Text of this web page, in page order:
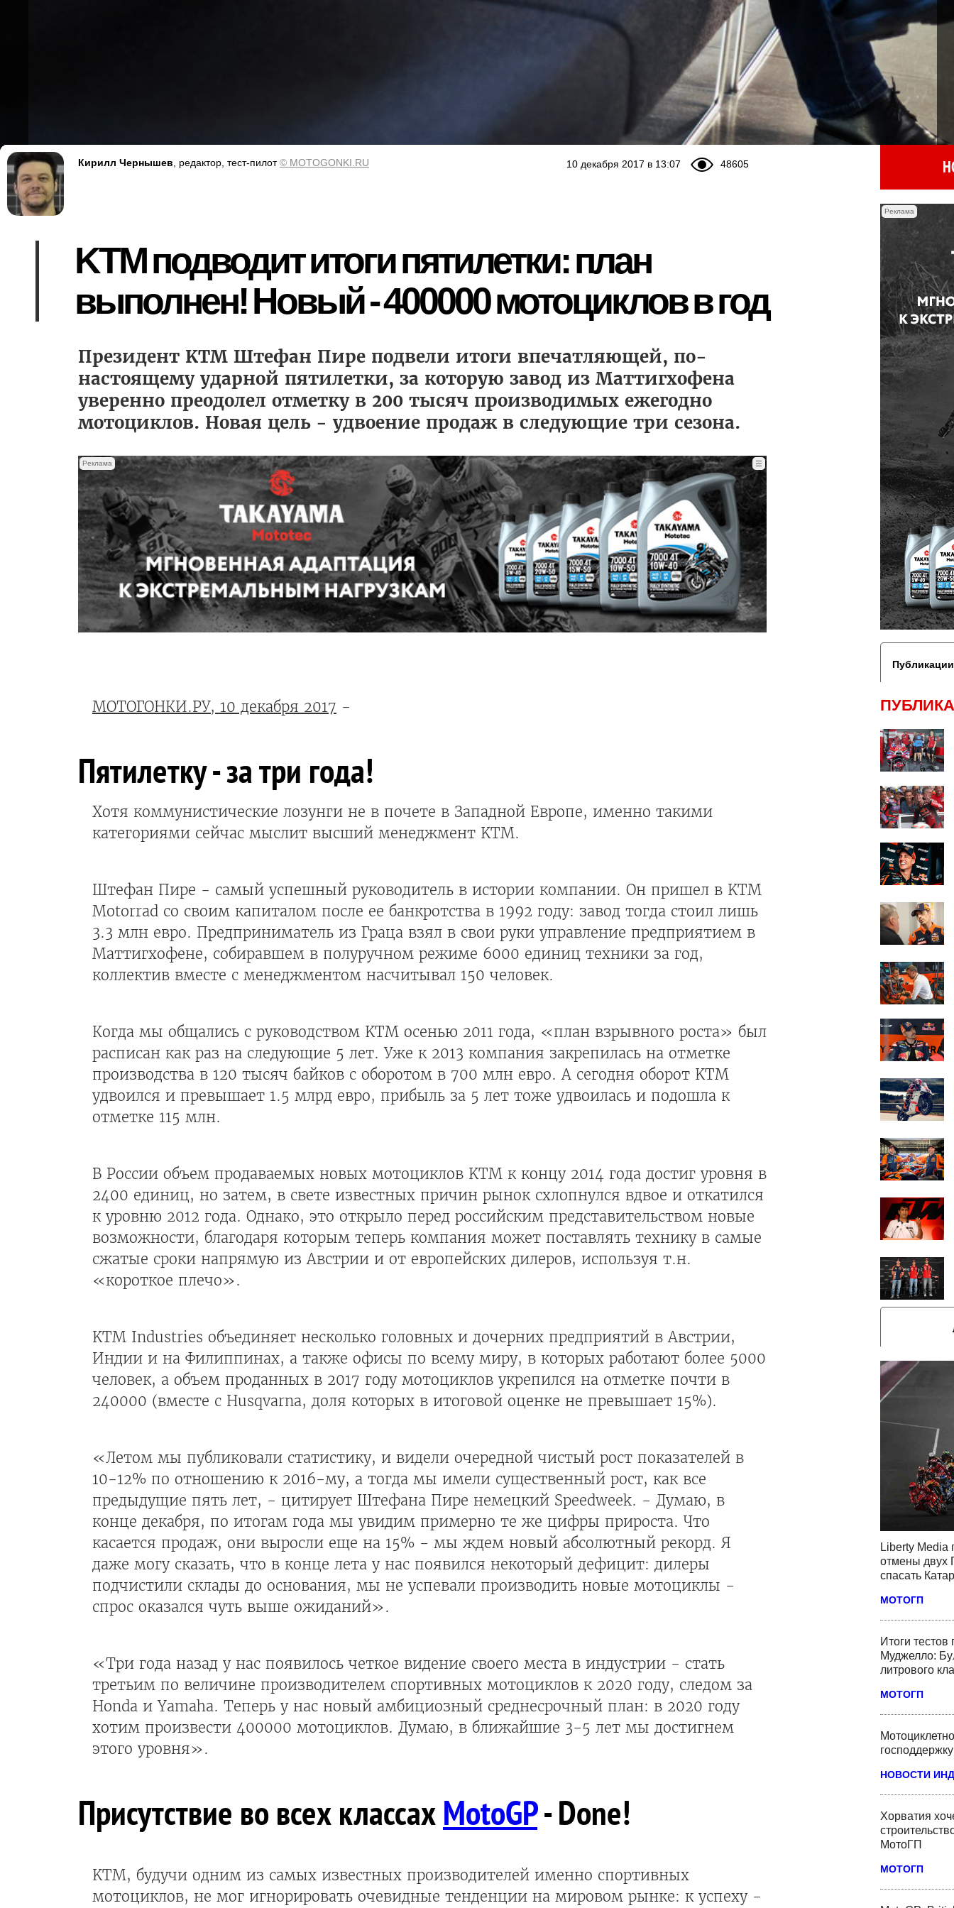
Реклама
Liberty Media
отмены двух
спасать Катар
МОТОГП
Итоги
Муджелло:
литрового
МОТОГП
НОВОСТИ
Хорватия
МотоГП
МОТОГП
48605
10 декабря 2017 в 13:07
Кирилл Чернышев , редактор, тест-пилот© MOTOGONKI.RU
KTM подводит итоги пятилетки: план
выполнен! Новый - 400000 мотоциклов в год
Президент KTM Штефан Пире подвели итоги впечатляющей, по-
настоящему ударной пятилетки, за которую завод из Маттигхофена
уверенно преодолел отметку в 200 тысяч производимых ежегодно
мотоциклов. Новая цель - удвоение продаж в следующие три сезона.
Реклама ☰
МОТОГОНКИ.РУ, 10 декабря 2017 -
Пятилетку - за три года!
Хотя коммунистические лозунги не в почете в Западной Европе, именно такими
категориями сейчас мыслит высший менеджмент KTM.
Штефан Пире - самый успешный руководитель в истории компании. Он пришел в KTM
Motorrad со своим капиталом после ее банкротства в 1992 году: завод тогда стоил лишь
3.3 млн евро. Предприниматель из Граца взял в свои руки управление предприятием в
Маттигхофене, собиравшем в полуручном режиме 6000 единиц техники за год,
коллектив вместе с менеджментом насчитывал 150 человек.
Когда мы общались с руководством KTM осенью 2011 года, «план взрывного роста» был
расписан как раз на следующие 5 лет. Уже к 2013 компания закрепилась на отметке
производства в 120 тысяч байков с оборотом в 700 млн евро. А сегодня оборот KTM
удвоился и превышает 1.5 млрд евро, прибыль за 5 лет тоже удвоилась и подошла к
отметке 115 млн.
В России объем продаваемых новых мотоциклов KTM к концу 2014 года достиг уровня в
2400 единиц, но затем, в свете известных причин рынок схлопнулся вдвое и откатился
к уровню 2012 года. Однако, это открыло перед российским представительством новые
возможности, благодаря которым теперь компания может поставлять технику в самые
сжатые сроки напрямую из Австрии и от европейских дилеров, используя т.н.
«короткое плечо».
KTM Industries объединяет несколько головных и дочерних предприятий в Австрии,
Индии и на Филиппинах, а также офисы по всему миру, в которых работают более 5000
человек, а объем проданных в 2017 году мотоциклов укрепился на отметке почти в
240000 (вместе с Husqvarna, доля которых в итоговой оценке не превышает 15%).
«Летом мы публиковали статистику, и видели очередной чистый рост показателей в
10-12% по отношению к 2016-му, а тогда мы имели существенный рост, как все
предыдущие пять лет, - цитирует Штефана Пире немецкий Speedweek. - Думаю, в
конце декабря, по итогам года мы увидим примерно те же цифры прироста. Что
касается продаж, они выросли еще на 15% - мы ждем новый абсолютный рекорд. Я
даже могу сказать, что в конце лета у нас появился некоторый дефицит: дилеры
подчистили склады до основания, мы не успевали производить новые мотоциклы -
спрос оказался чуть выше ожиданий».
«Три года назад у нас появилось четкое видение своего места в индустрии - стать
третьим по величине производителем спортивных мотоциклов к 2020 году, следом за
Honda и Yamaha. Теперь у нас новый амбициозный среднесрочный план: в 2020 году
хотим произвести 400000 мотоциклов. Думаю, в ближайшие 3-5 лет мы достигнем
этого уровня».
Присутствие во всех классахMotoGP- Done!
KTM, будучи одним из самых известных производителей именно спортивных
мотоциклов, не мог игнорировать очевидные тенденции на мировом рынке: к успеху -